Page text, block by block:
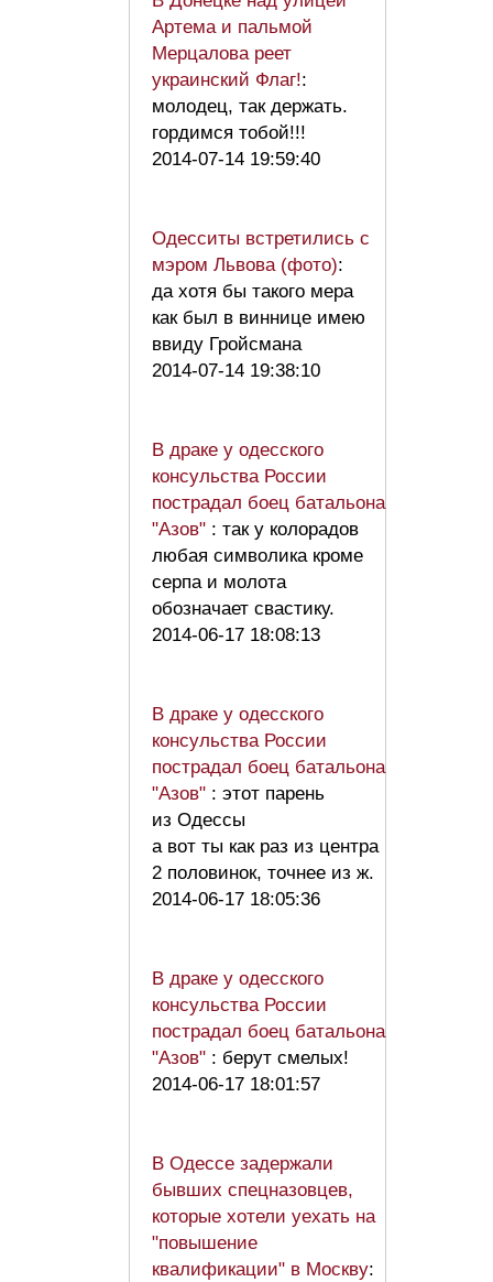
Артема и пальмой
Мерцалова реет
украинский Флаг!:
молодец, так держать.
гордимся тобой!!!
2014-07-14 19:59:40
Одесситы встретились с
мэром Львова (фото):
да хотя бы такого мера
как был в виннице имею
ввиду Гройсмана
2014-07-14 19:38:10
В драке у одесского
консульства России
пострадал боец батальона
"Азов" : так у колорадов
любая символика кроме
серпа и молота
обозначает свастику.
2014-06-17 18:08:13
В драке у одесского
консульства России
пострадал боец батальона
"Азов" : этот парень
из Одессы
а вот ты как раз из центра
2 половинок, точнее из ж.
2014-06-17 18:05:36
В драке у одесского
консульства России
пострадал боец батальона
"Азов" : берут смелых!
2014-06-17 18:01:57
В Одессе задержали
бывших спецназовцев,
которые хотели уехать на
"повышение
квалификации" в Москву: